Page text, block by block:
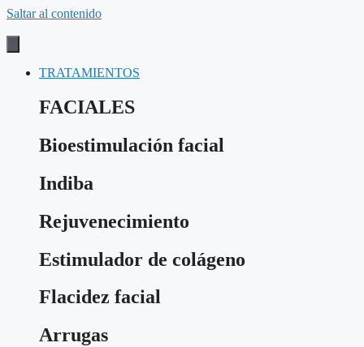
Saltar al contenido
TRATAMIENTOS
FACIALES
Bioestimulación facial
Indiba
Rejuvenecimiento
Estimulador de colágeno
Flacidez facial
Arrugas